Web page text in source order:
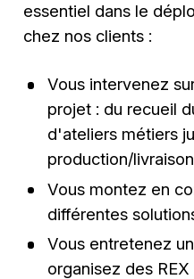
essentiel dans le
chez nos clients :
Vous intervenez
projet : du recueil
d'ateliers métiers
production/
Vous montez en
différentes
Vous entretenez
organisez des